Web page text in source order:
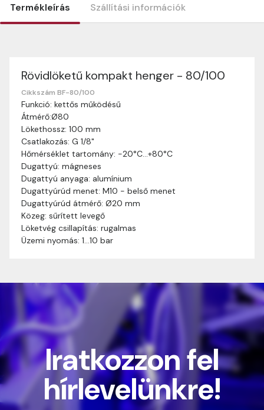
Termékleírás Szállítási információk
Rövidlöketű kompakt henger - 80/100
Cikkszám BF-80/100
Funkció: kettős működésű
Átmérő:Ø80
Lökethossz: 100 mm
Csatlakozás: G 1/8"
Hőmérséklet tartomány: -20°C…+80°C
Dugattyú: mágneses
Dugattyú anyaga: alumínium
Dugattyúrúd menet: M10 - belső menet
Dugattyúrúd átmérő: Ø20 mm
Közeg: sűrített levegő
Löketvég csillapítás: rugalmas
Üzemi nyomás: 1…10 bar
Szállítási információk
Nagyon köszönjük, hogy webshopunkat választottátok
vásárlásaitokhoz. Az alábbiakban megtaláljátok szállítási
információinkat, hogy a vásárlásotok gördülékenyen és
zökkenőmentesen történhessen.
Szállítási idő:Általában a megrendeléseket 2-5
munkanapon belül kézbesítjük. Amennyiben
valamilyen okból kifolyólag a szállítás hosszabb
ideig tart, előre értesítünk benneteket.
Szállítási díj:A szállítási díj függ a termék súlyától
és a szállítási cím távolságától. A pontos szállítási
díjat a vásárlás folyamata során megtekinthetitek,
mielőtt a rendelést véglegesítitek.
Iratkozzon fel
hírlevelünkre!